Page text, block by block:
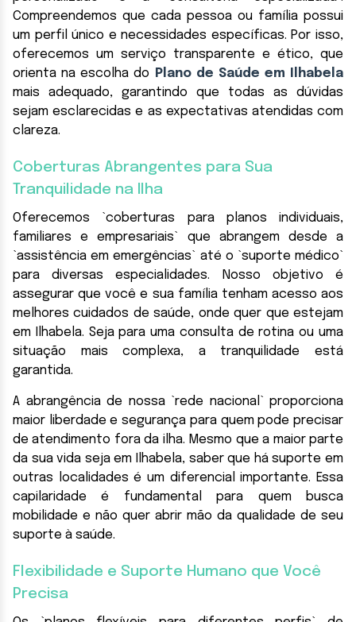
Compreendemos que cada pessoa ou família possui
um perfil único e necessidades específicas. Por isso,
oferecemos um serviço transparente e ético, que
orienta na escolha do
Plano de Saúde em Ilhabela
mais adequado, garantindo que todas as dúvidas
sejam esclarecidas e as expectativas atendidas com
clareza.
Coberturas Abrangentes para Sua
Tranquilidade na Ilha
Oferecemos `coberturas para planos individuais,
familiares e empresariais` que abrangem desde a
`assistência em emergências` até o `suporte médico`
para diversas especialidades. Nosso objetivo é
assegurar que você e sua família tenham acesso aos
melhores cuidados de saúde, onde quer que estejam
em Ilhabela. Seja para uma consulta de rotina ou uma
situação mais complexa, a tranquilidade está
garantida.
A abrangência de nossa `rede nacional` proporciona
maior liberdade e segurança para quem pode precisar
de atendimento fora da ilha. Mesmo que a maior parte
da sua vida seja em Ilhabela, saber que há suporte em
outras localidades é um diferencial importante. Essa
capilaridade é fundamental para quem busca
mobilidade e não quer abrir mão da qualidade de seu
suporte à saúde.
Flexibilidade e Suporte Humano que Você
Precisa